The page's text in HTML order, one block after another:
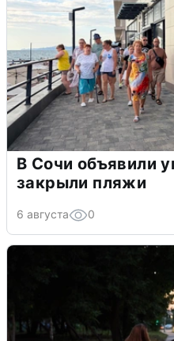
В Сочи объявили
закрыли пляжи
6 августа 0